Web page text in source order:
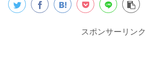
スポンサーリンク